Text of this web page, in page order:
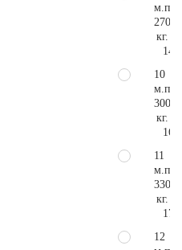
м.п.
270
кг.
10
м.п.
300
кг.
11
м.п.
330
кг.
12